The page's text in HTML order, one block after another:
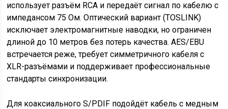
использует разъём RCA и передаёт сигнал по кабелю с
импедансом 75 Ом. Оптический вариант (TOSLINK)
исключает электромагнитные наводки, но ограничен
длиной до 10 метров без потерь качества. AES/EBU
встречается реже, требует симметричного кабеля с
XLR-разъёмами и поддерживает профессиональные
стандарты синхронизации.
Для коаксиального S/PDIF подойдёт кабель с медным